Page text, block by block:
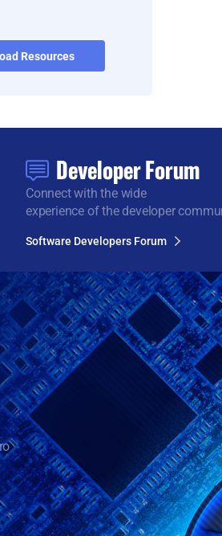
Resources
Developer Forum
Connect with the wide
experience of the developer
Software Developers Forum